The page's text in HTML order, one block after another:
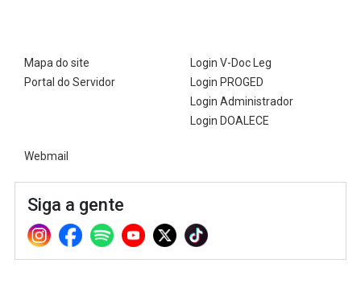
Mapa do site
Portal do Servidor
Login V-Doc Leg
Login PROGED
Login Administrador
Login DOALECE
Webmail
Siga a gente